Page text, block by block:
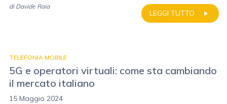
LEGGI TUTTO
di Davide Raia
TELEFONIA MOBILE
5G e operatori virtuali: come sta cambiando
il mercato italiano
15 Maggio 2024